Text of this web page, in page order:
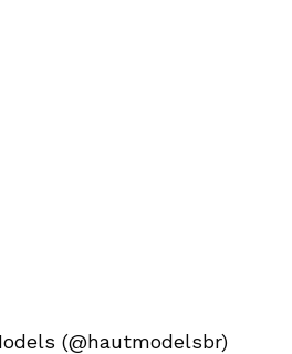
(@hautmodelsbr)